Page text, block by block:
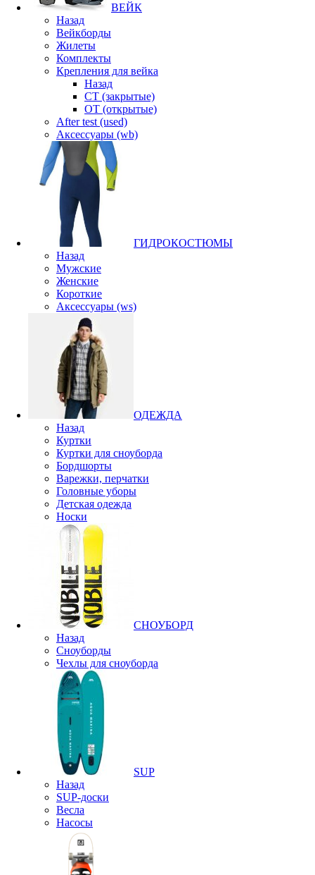
ВЕЙК
Назад
Вейкборды
Жилеты
Комплекты
Крепления для вейка
Назад
CT (закрытые)
OT (открытые)
After test (used)
Аксессуары (wb)
ГИДРОКОСТЮМЫ
Назад
Мужские
Женские
Короткие
Аксессуары (ws)
ОДЕЖДА
Назад
Куртки
Куртки для сноуборда
Бордшорты
Варежки, перчатки
Головные уборы
Детская одежда
Носки
СНОУБОРД
Назад
Сноуборды
Чехлы для сноуборда
SUP
Назад
SUP-доски
Весла
Насосы